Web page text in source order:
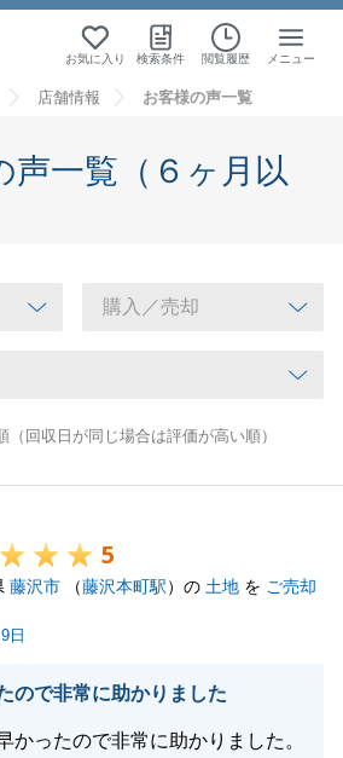
お気に入り 検索条件 閲覧履歴 メニュー
店舗情報 お客様の声一覧
声一覧（６ヶ月以
回収日が同じ場合は評価が高い順）
5
藤沢市 （藤沢本町駅）の 土地 を ご売却
日
ので非常に助かりました
かったので非常に助かりました。